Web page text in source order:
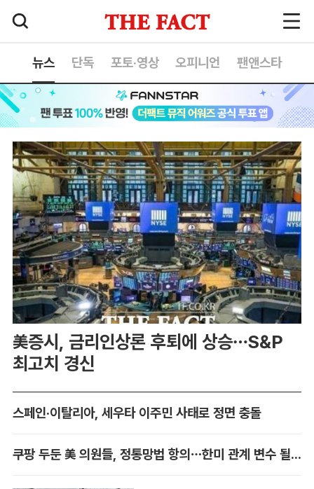
뉴스 단독 포토·영상 오피니언 팬앤스타
美증시, 금리인상론 후퇴에 상승…S&P
최고치 경신
스페인·이탈리아, 세우타 이주민 사태로 정면 충돌
쿠팡 두둔 美 의원들, 정통망법 항의…한미 관계 변수 될까